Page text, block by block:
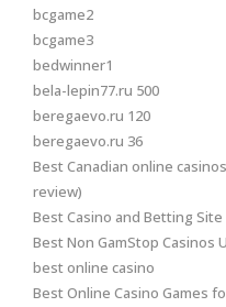
bcgame2
bcgame3
bedwinner1
bela-lepin77.ru 500
beregaevo.ru 120
beregaevo.ru 36
Best Canadian online
review)
Best Casino and Betting Site
Best Non GamStop Casinos
best online casino
Best Online Casino Games